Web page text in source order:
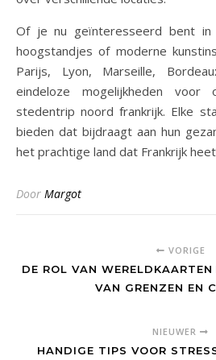
Of je nu geïnteresseerd bent in
hoogstandjes of moderne
Parijs, Lyon, Marseille,
eindeloze mogelijkheden voor
stedentrip noord frankrijk. Elke
bieden dat bijdraagt aan hun
het prachtige land dat Frankrijk
Door Margot
VORIGE
DE ROL VAN
VAN GRENZEN EN
NIEUWER
HANDIGE TIPS VOOR